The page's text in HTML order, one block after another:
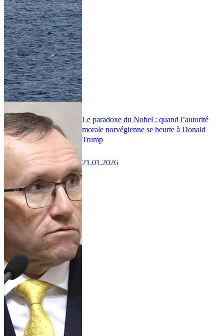
Le paradoxe du Nobel : quand l’autorité
morale norvégienne se heurte à Donald
Trump
21.01.2026